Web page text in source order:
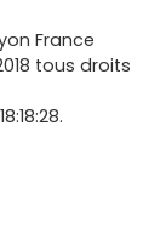
France
tous droits